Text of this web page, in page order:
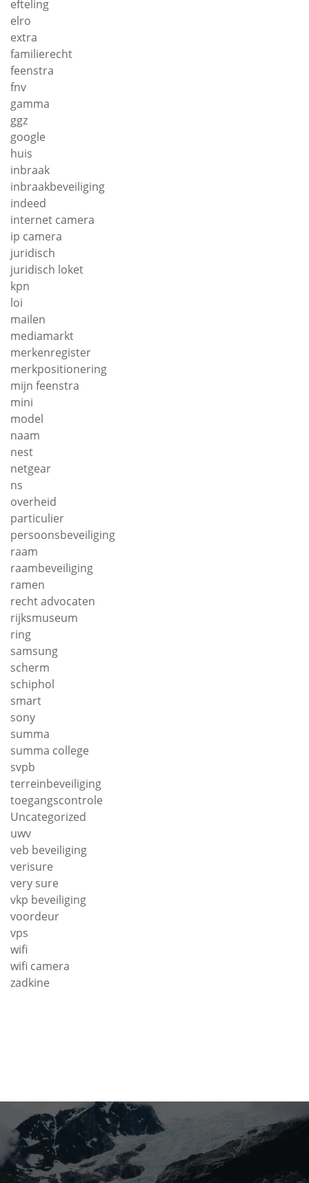
efteling
elro
extra
familierecht
feenstra
fnv
gamma
ggz
google
huis
inbraak
inbraakbeveiliging
indeed
internet camera
ip camera
juridisch
juridisch loket
kpn
loi
mailen
mediamarkt
merkenregister
merkpositionering
mijn feenstra
mini
model
naam
nest
netgear
ns
overheid
particulier
persoonsbeveiliging
raam
raambeveiliging
ramen
recht advocaten
rijksmuseum
ring
samsung
scherm
schiphol
smart
sony
summa
summa college
svpb
terreinbeveiliging
toegangscontrole
Uncategorized
uwv
veb beveiliging
verisure
very sure
vkp beveiliging
voordeur
vps
wifi
wifi camera
zadkine